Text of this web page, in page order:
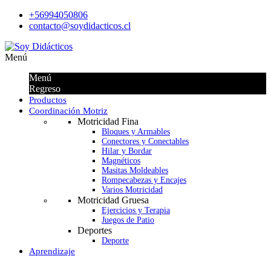
+56994050806
contacto@soydidacticos.cl
Menú
Menú
Regreso
Productos
Coordinación Motriz
Motricidad Fina
Bloques y Armables
Conectores y Conectables
Hilar y Bordar
Magnéticos
Masitas Moldeables
Rompecabezas y Encajes
Varios Motricidad
Motricidad Gruesa
Ejercicios y Terapia
Juegos de Patio
Deportes
Deporte
Aprendizaje